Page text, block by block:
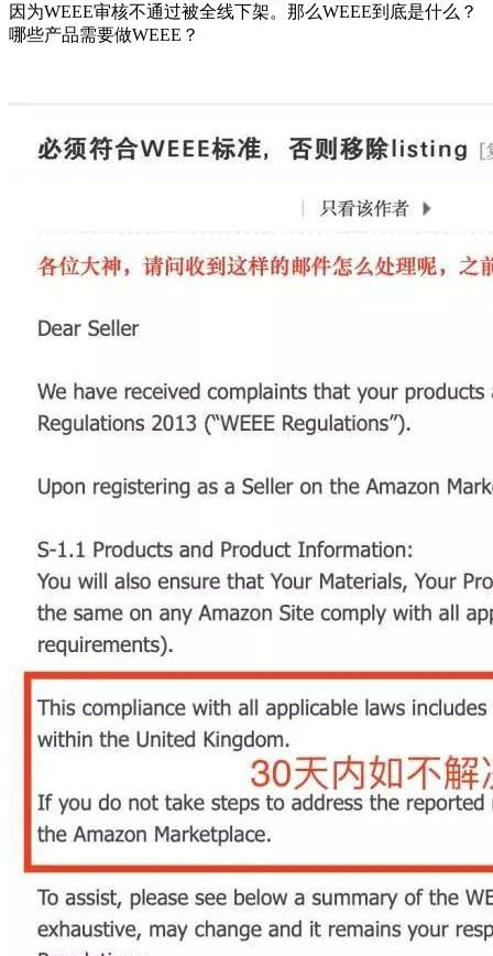
因为WEEE审核不通过被全线下架。那么WEEE到底是什么？
哪些产品需要做WEEE？